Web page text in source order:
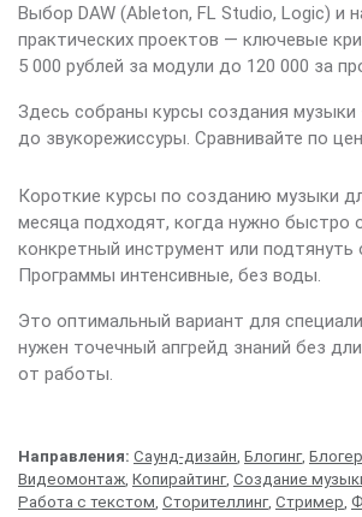
Выбор DAW (Ableton, FL Studio, Logic) и
практических проектов — ключевые
5 000 рублей за модули до 120 000 за
Здесь собраны курсы создания
до звукорежиссуры. Сравнивайте по
Короткие курсы по созданию музыки
месяца подходят, когда нужно быстро
конкретный инструмент или подтянуть
Программы интенсивные, без воды.
Это оптимальный вариант для
нужен точечный апгрейд знаний без
от работы.
Направления: Саунд-дизайн Блогинг, Блогер
Видеомонтаж Копирайтинг, Создание
Работа с текстом Сторителлинг, Стример